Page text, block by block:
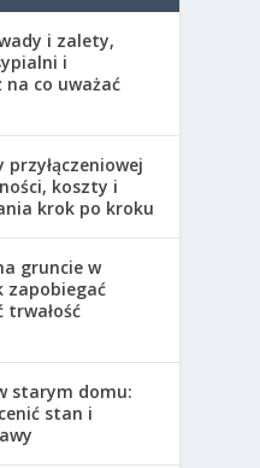
i zalety,
i
co uważać
przyłączeniowej
koszty i
krok po kroku
gruncie w
zapobiegać
trwałość
starym domu:
stan i